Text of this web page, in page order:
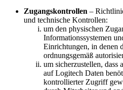
Zugangskontrollen –
und technische Kontrollen:
um den physischen
Informationssystemen
Einrichtungen, in denen
ordnungsgemäß
um sicherzustellen,
auf Logitech Daten
kontrollierter Zugriff